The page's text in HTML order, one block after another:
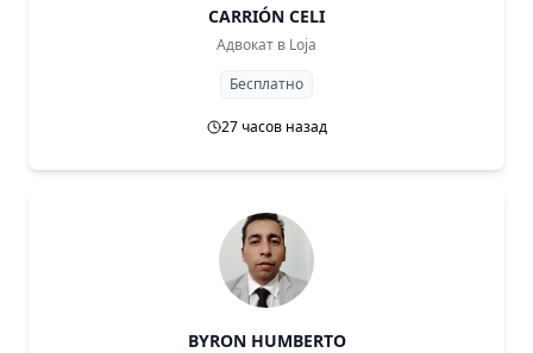
CARRIÓN CELI
Адвокат в Loja
Бесплатно
27 часов назад
BYRON HUMBERTO